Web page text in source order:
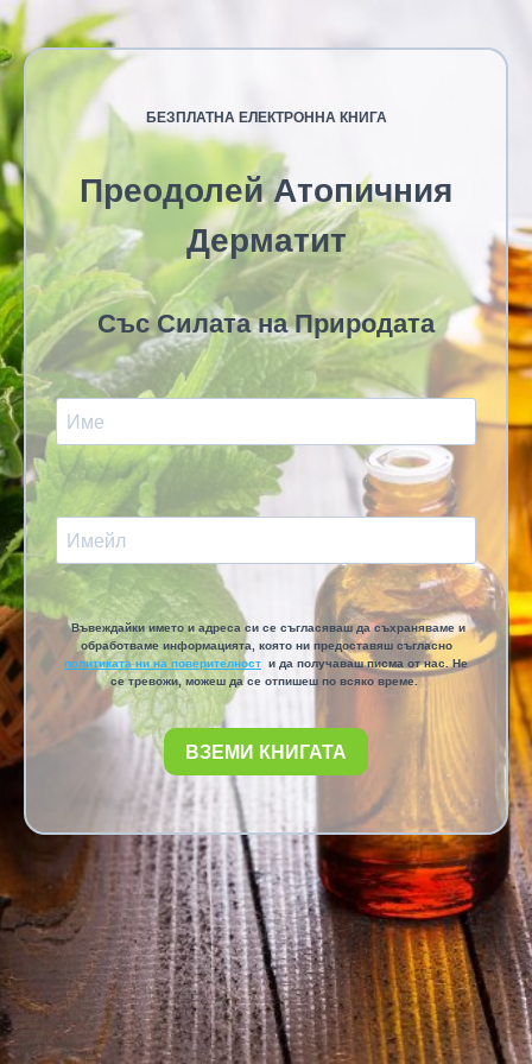
БЕЗПЛАТНА ЕЛЕКТРОННА КНИГА
Преодолей Атопичния
Дерматит
Със Силата на Природата
Въвеждайки името и адреса си се съгласяваш да съхраняваме и
обработваме информацията, която ни предоставяш съгласно
политиката ни на поверителност и да получаваш писма от нас. Не
се тревожи, можеш да се отпишеш по всяко време.
ВЗЕМИ КНИГАТА